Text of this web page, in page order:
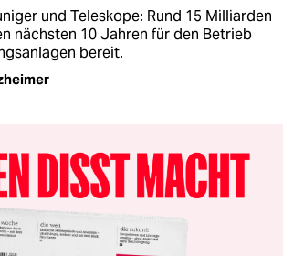
und Teleskope: Rund 15 Milliarden
nächsten 10 Jahren für den Betrieb
bereit.